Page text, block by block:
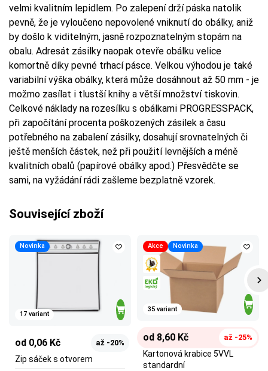
velmi kvalitním lepidlem. Po zalepení drží páska natolik
pevně, že je vyloučeno nepovolené vniknutí do obálky, aniž
by došlo k viditelným, jasně rozpoznatelným stopám na
obalu. Adresát zásilky naopak otevře obálku velice
komortně díky pevné trhací pásce. Velkou výhodou je také
variabilní výška obálky, která může dosáhnout až 50 mm - je
možmo zasílat i tlustší knihy a větší množství tiskovin.
Celkové náklady na rozesílku s obálkami PROGRESSPACK,
při započítání procenta poškozených zásilek a času
potřebného na zabalení zásilky, dosahují srovnatelných či
ještě menších částek, než při použití levnějších a méně
kvalitních obalů (papírové obálky apod.) Přesvědčte se
sami, na vyžádání rádi zašleme bezplatně vzorek.
Související zboží
Novinka
17 variant
od 0,06 Kč až -20%
Zip sáček s otvorem
Akce Novinka
35 variant
od 8,60 Kč až -25%
Kartonová krabice 5VVL
standardní